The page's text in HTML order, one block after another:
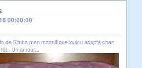
00:00:00
de Simba mon magnifique loulou adopté chez
Un amour...